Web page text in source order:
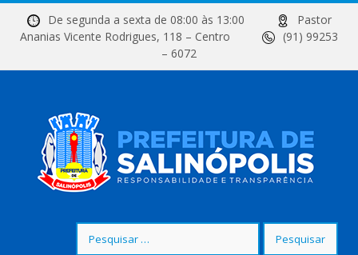
De segunda a sexta de 08:00 às 13:00
Pastor
Ananias Vicente Rodrigues, 118 – Centro
(91) 99253
– 6072
por: